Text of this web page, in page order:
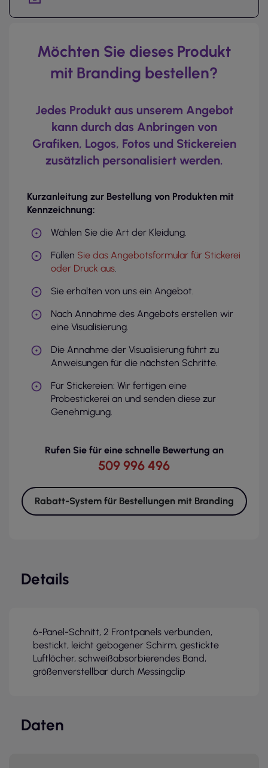
Möchten Sie dieses Produkt
mit Branding bestellen?
Jedes Produkt aus unserem Angebot
kann durch das Anbringen von
Grafiken, Logos, Fotos und Stickereien
zusätzlich personalisiert werden.
Kurzanleitung zur Bestellung von Produkten mit
Kennzeichnung:
Wählen Sie die Art der Kleidung.
Füllen Sie das Angebotsformular für Stickerei
oder Druck aus.
Sie erhalten von uns ein Angebot.
Nach Annahme des Angebots erstellen wir
eine Visualisierung.
Die Annahme der Visualisierung führt zu
Anweisungen für die nächsten Schritte.
Für Stickereien: Wir fertigen eine
Probestickerei an und senden diese zur
Genehmigung.
Rufen Sie für eine schnelle Bewertung an
509 996 496
Rabatt-System für Bestellungen mit Branding
Details
6-Panel-Schnitt, 2 Frontpanels verbunden,
bestickt, leicht gebogener Schirm, gestickte
Luftlöcher, schweißabsorbierendes Band,
größenverstellbar durch Messingclip
Daten